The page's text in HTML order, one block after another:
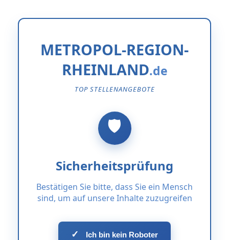
METROPOL-REGION-
RHEINLAND
TOP STELLENANGEBOTE
Sicherheitsprüfung
Bestätigen Sie bitte, dass Sie ein Mensch
sind, um auf unsere Inhalte zuzugreifen
✓ Ich bin kein Roboter